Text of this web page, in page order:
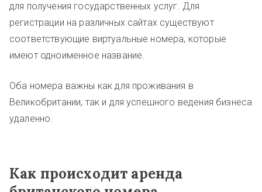
для получения государственных услуг. Для
регистрации на различных сайтах существуют
соответствующие виртуальные номера, которые
имеют одноименное название.
Оба номера важны как для проживания в
Великобритании, так и для успешного ведения бизнеса
удаленно.
Как происходит аренда